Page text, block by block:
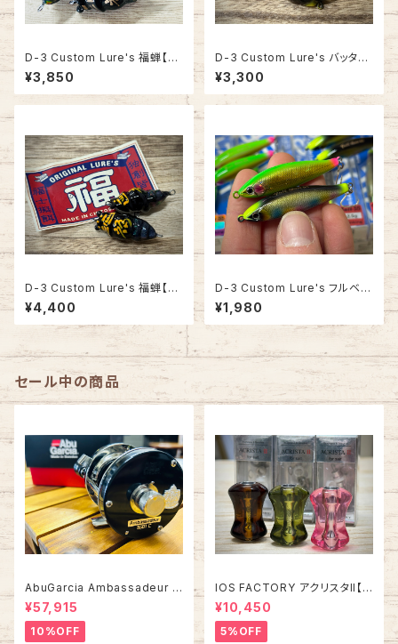
D-3 Custom Lure's 福蝉【ホ
ロ仕様】FUKUSHI LURES フク
ゼミ
¥3,850
D-3 Custom Lure's バッタえ
びせん ハンドメイドモデル【黒】
¥3,300
D-3 Custom Lure's 福蝉【黒
シェル】FUKUSHI LURES フク
ゼミ
¥4,400
D-3 Custom Lure's フルベイ
ト55【当店オリカラ×2】
¥1,980
セール中の商品
AbuGarcia Ambassadeur 5
500C/5501C FACTORY TU
NED アンバサダー ファクトリー
チューン
¥57,915
10%OFF
IOS FACTORY アクリスタII【タ
イプA】
¥10,450
5%OFF